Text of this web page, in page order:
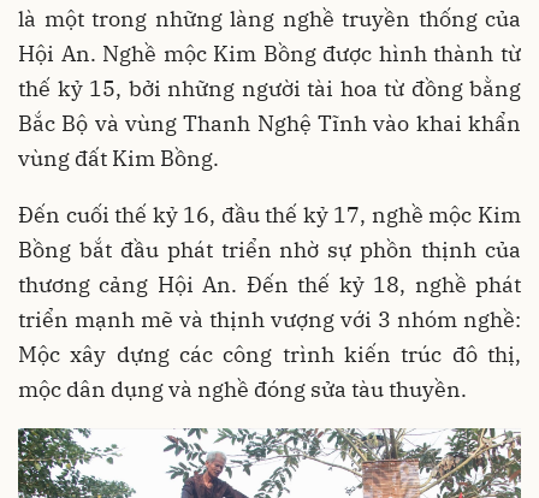
là một trong những làng nghề truyền thống của
Hội An. Nghề mộc Kim Bồng được hình thành từ
thế kỷ 15, bởi những người tài hoa từ đồng bằng
Bắc Bộ và vùng Thanh Nghệ Tĩnh vào khai khẩn
vùng đất Kim Bồng.
Đến cuối thế kỷ 16, đầu thế kỷ 17, nghề mộc Kim
Bồng bắt đầu phát triển nhờ sự phồn thịnh của
thương cảng Hội An. Đến thế kỷ 18, nghề phát
triển mạnh mẽ và thịnh vượng với 3 nhóm nghề:
Mộc xây dựng các công trình kiến trúc đô thị,
mộc dân dụng và nghề đóng sửa tàu thuyền.